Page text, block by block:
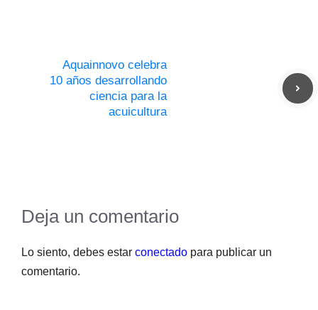
Aquainnovo celebra
10 años desarrollando
ciencia para la
acuicultura
Deja un comentario
Lo siento, debes estar conectado para publicar un
comentario.